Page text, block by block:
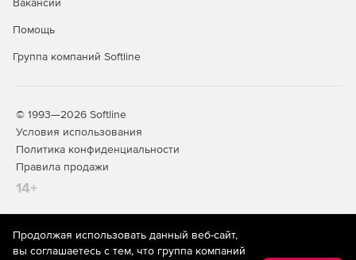
Почтовый сервер.
IP-телефония.
Дополнительные модули:
Антивирус Kaspersky.
Антиспам Kaspersky.
Garnet Web Filter - модуль категоризации трафика.
Помощь
Группа компаний Softline
© 1993—2026 Softline
Условия использования
Политика конфиденциальности
Правила продажи
14+
На информационном ресурсе store.softline.ru применяются
рекомендательные технологии(информационные технологии
Продолжая использовать данный веб-сайт,
вы соглашаетесь с тем, что группа компаний